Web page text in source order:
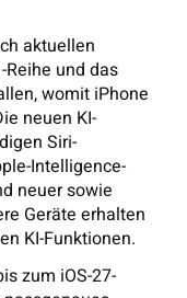
aktuellen
Reihe und das
womit iPhone
neuen KI-
Siri-
Intelligence-
neuer sowie
Geräte erhalten
KI-Funktionen.
zum iOS-27-